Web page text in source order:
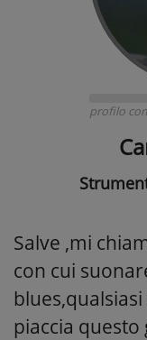
profilo
Salve ,mi
con cui
piaccia